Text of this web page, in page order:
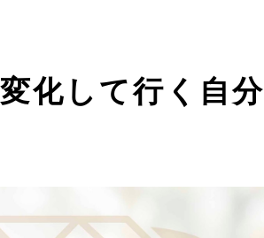
化して行く自分